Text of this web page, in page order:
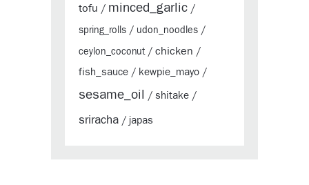
tofu / minced_garlic /
spring_rolls / udon_noodles /
ceylon_coconut/ chicken /
fish_sauce / kewpie_mayo /
sesame_oil / shitake /
sriracha / japas